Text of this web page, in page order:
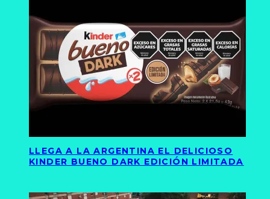
LLEGA A LA ARGENTINA EL DELICIOSO
KINDER BUENO DARK EDICIÓN LIMITADA